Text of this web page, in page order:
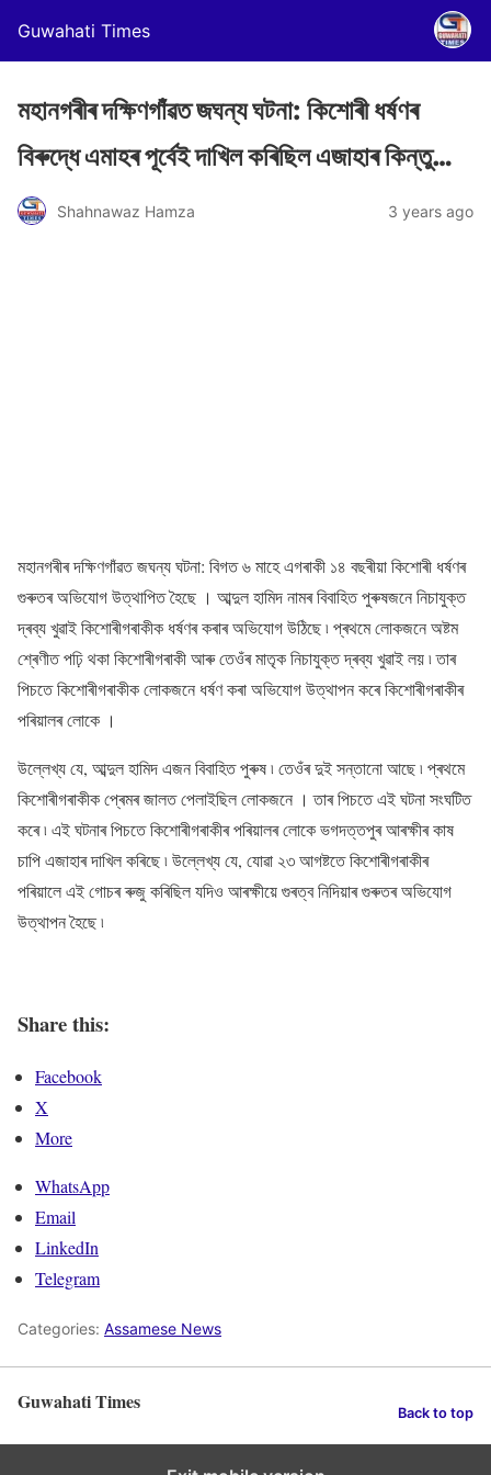
Guwahati Times
মহানগৰীৰ দক্ষিণগাঁৱত জঘন্য ঘটনা: কিশোৰী ধৰ্ষণৰ
বিৰুদ্ধে এমাহৰ পূৰ্বেই দাখিল কৰিছিল এজাহাৰ কিন্তু…
Shahnawaz Hamza 3 years ago
মহানগৰীৰ দক্ষিণগাঁৱত জঘন্য ঘটনা: বিগত ৬ মাহে এগৰাকী ১৪ বছৰীয়া কিশোৰী ধৰ্ষণৰ
গুৰুতৰ অভিযোগ উত্থাপিত হৈছে । আব্দুল হামিদ নামৰ বিবাহিত পুৰুষজনে নিচাযুক্ত
দ্ৰব্য খুৱাই কিশোৰীগৰাকীক ধৰ্ষণৰ কৰাৰ অভিযোগ উঠিছে ৷ প্ৰথমে লোকজনে অষ্টম
শ্ৰেণীত পঢ়ি থকা কিশোৰীগৰাকী আৰু তেওঁৰ মাতৃক নিচাযুক্ত দ্ৰব্য খুৱাই লয় ৷ তাৰ
পিচতে কিশোৰীগৰাকীক লোকজনে ধৰ্ষণ কৰা অভিযোগ উত্থাপন কৰে কিশোৰীগৰাকীৰ
পৰিয়ালৰ লোকে ।
উল্লেখ্য যে, আব্দুল হামিদ এজন বিবাহিত পুৰুষ ৷ তেওঁৰ দুই সন্তানো আছে ৷ প্ৰথমে
কিশোৰীগৰাকীক প্ৰেমৰ জালত পেলাইছিল লোকজনে । তাৰ পিচতে এই ঘটনা সংঘটিত
কৰে ৷ এই ঘটনাৰ পিচতে কিশোৰীগৰাকীৰ পৰিয়ালৰ লোকে ভগদত্তপুৰ আৰক্ষীৰ কাষ
চাপি এজাহাৰ দাখিল কৰিছে ৷ উল্লেখ্য যে, যোৱা ২৩ আগষ্টতে কিশোৰীগৰাকীৰ
পৰিয়ালে এই গোচৰ ৰুজু কৰিছিল যদিও আৰক্ষীয়ে গুৰত্ব নিদিয়াৰ গুৰুতৰ অভিযোগ
উত্থাপন হৈছে ৷
Share this:
Facebook
X
More
WhatsApp
Email
LinkedIn
Telegram
Categories: Assamese News
Guwahati Times Back to top